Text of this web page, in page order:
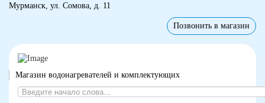
Мурманск, ул. Сомова, д. 11
Позвонить в магазин
Магазин водонагревателей и комплектующих